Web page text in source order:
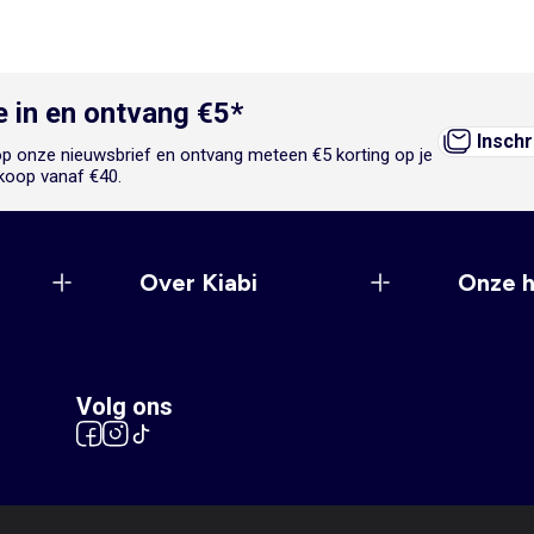
in en ontvang €5*
onze nieuwsbrief en ontvang meteen €5 korting op je
vanaf €40.
Over Kiabi Onze
Volg ons